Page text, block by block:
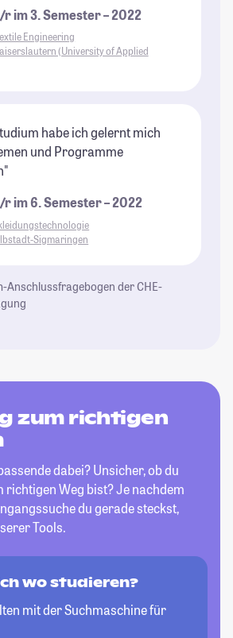
im 3. Semester – 2022
Engineering
(University of Applied
habe ich gelernt mich
und Programme
im 6. Semester – 2022
Sigmaringen
Anschlussfragebogen der CHE-
zum richtigen
dabei? Unsicher, ob du
richtigen Weg bist? Je nachdem
du gerade steckst,
Tools.
wo studieren?
mit der Suchmaschine für